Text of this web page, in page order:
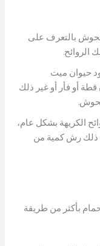
بالتعرف على
الروائح.
حيوان ميت
أو فأر أو غير ذلك
الكريهة بشكل عام،
ذلك رش كمية من
بأكثر من طريقة